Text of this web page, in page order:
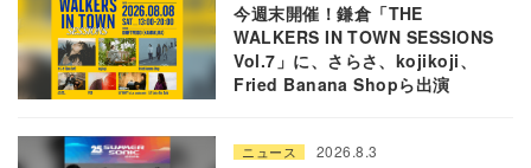
今週末開催！鎌倉「THE
WALKERS IN TOWN SESSIONS
Vol.7」に、さらさ、kojikoji、
Fried Banana Shopら出演
ニュース 2026.8.3